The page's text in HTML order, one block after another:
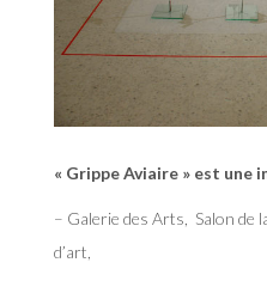
« Grippe Aviaire » est une
– Galerie des Arts, Salon de
d’art,